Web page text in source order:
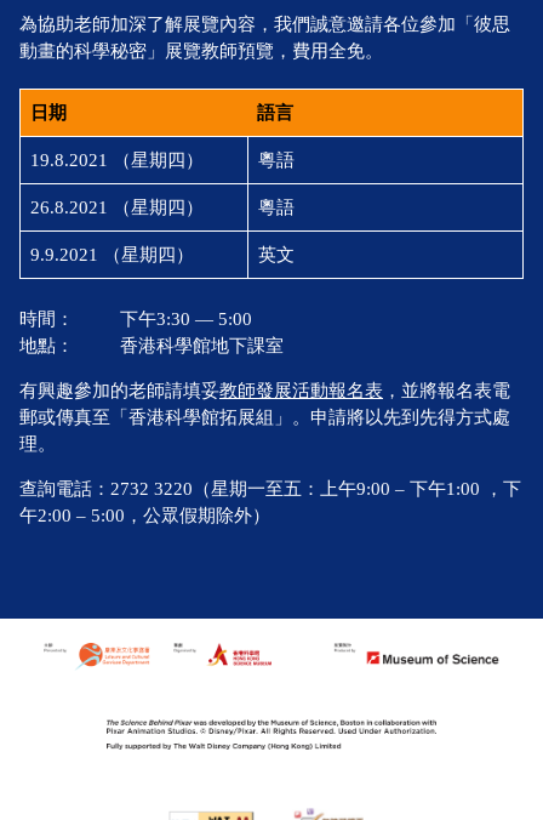
為協助老師加深了解展覽內容，我們誠意邀請各位參加「彼思
動畫的科學秘密」展覽教師預覽，費用全免。
日期 語言
19.8.2021 （星期四） 粵語
26.8.2021 （星期四） 粵語
9.9.2021 （星期四） 英文
時間：
下午3:30 — 5:00
地點：
香港科學館地下課室
有興趣參加的老師請填妥教師發展活動報名表 ，並將報名表電
郵或傳真至「香港科學館拓展組」。申請將以先到先得方式處
理。
查詢電話：2732 3220（星期一至五：上午9:00 – 下午1:00 ，下
午2:00 – 5:00，公眾假期除外）